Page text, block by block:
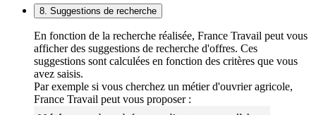
8. Suggestions de recherche
En fonction de la recherche réalisée, France Travail peut vous
afficher des suggestions de recherche d'offres. Ces
suggestions sont calculées en fonction des critères que vous
avez saisis.
Par exemple si vous cherchez un métier d'ouvrier agricole,
France Travail peut vous proposer :